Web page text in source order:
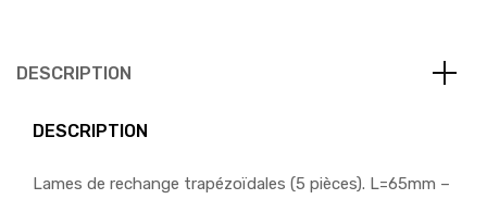
DESCRIPTION
DESCRIPTION
Lames de rechange trapézoïdales (5 pièces). L=65mm –